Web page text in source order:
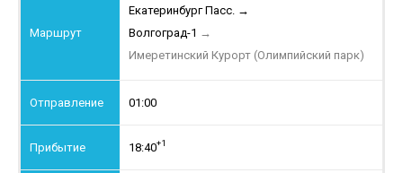
Екатеринбург Пасс. →
Волгоград-1 →
Имеретинский Курорт (Олимпийский парк)
01:00
18:40+1